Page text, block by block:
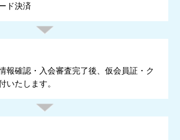
ド決済
報確認・入会審査完了後、仮会員証・ク
いたします。